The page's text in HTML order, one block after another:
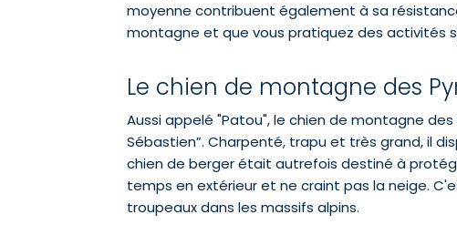
moyenne contribuent également à sa
montagne et que vous pratiquez des activités
Le chien de montagne des
Aussi appelé "Patou", le chien de montagne
Sébastien”. Charpenté, trapu et très grand, il
chien de berger était autrefois destiné à
temps en extérieur et ne craint pas la neige.
troupeaux dans les massifs alpins.